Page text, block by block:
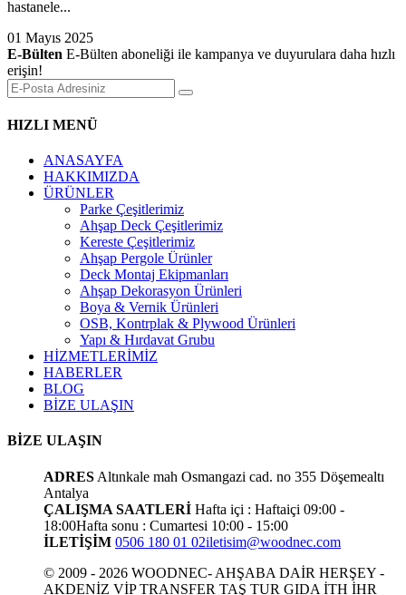
hastanele...
01 Mayıs 2025
E-Bülten E-Bülten aboneliği ile kampanya ve duyurulara daha hızlı
erişin!
HIZLI MENÜ
ANASAYFA
HAKKIMIZDA
ÜRÜNLER
Parke Çeşitlerimiz
Ahşap Deck Çeşitlerimiz
Kereste Çeşitlerimiz
Ahşap Pergole Ürünler
Deck Montaj Ekipmanları
Ahşap Dekorasyon Ürünleri
Boya & Vernik Ürünleri
OSB, Kontrplak & Plywood Ürünleri
Yapı & Hırdavat Grubu
HİZMETLERİMİZ
HABERLER
BLOG
BİZE ULAŞIN
BİZE ULAŞIN
ADRES Altınkale mah Osmangazi cad. no 355 Döşemealtı
Antalya
ÇALIŞMA SAATLERİ Hafta içi : Haftaiçi 09:00 -
18:00Hafta sonu : Cumartesi 10:00 - 15:00
İLETİŞİM 0506 180 01 02iletisim@woodnec.com
© 2009 - 2026 WOODNEC- AHŞABA DAİR HERŞEY -
AKDENİZ VİP TRANSFER TAŞ TUR GIDA İTH İHR